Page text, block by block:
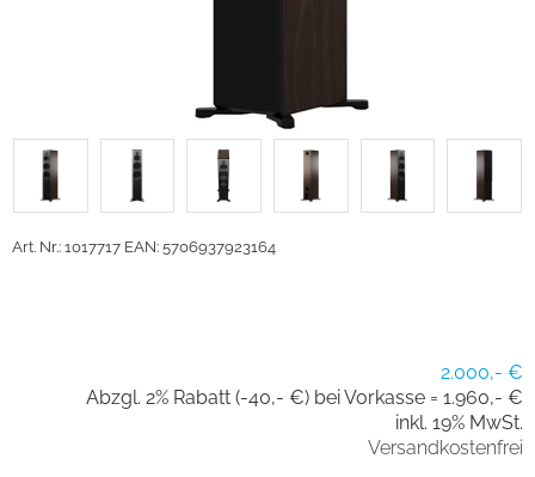
Art. Nr.: 1017717 EAN: 5706937923164
2.000,- €
Abzgl. 2% Rabatt (-40,- €) bei Vorkasse = 1.960,- €
inkl. 19% MwSt.
Versandkostenfrei